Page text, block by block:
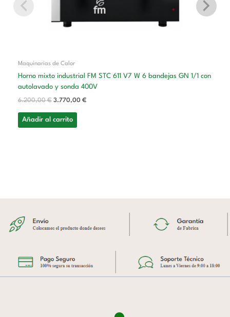
Maquinarias de Calor
Horno mixto industrial FM STC 611 V7 W 6 bandejas GN 1/1 con
autolavado y sonda 400V
6.200,00€ 3.770,00 €
Añadir al carrito